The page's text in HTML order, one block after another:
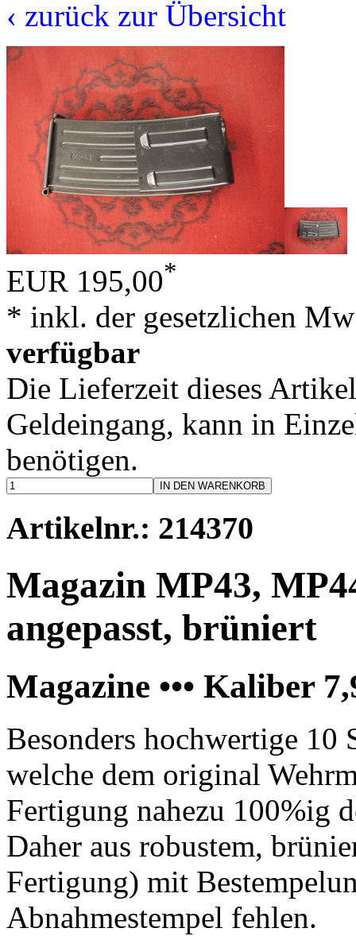
‹ zurück zur Übersicht
EUR 195,00*
* inkl. der gesetzlichen
verfügbar
Die Lieferzeit dieses
Geldeingang, kann in
benötigen.
IN DEN WARENKORB
Artikelnr.: 214370
Magazin MP43,
angepasst, brüniert
Magazine ••• Kaliber
Besonders hochwertige 10
welche dem original
Fertigung nahezu 100%ig
Daher aus robustem,
Fertigung) mit
Abnahmestempel fehlen.